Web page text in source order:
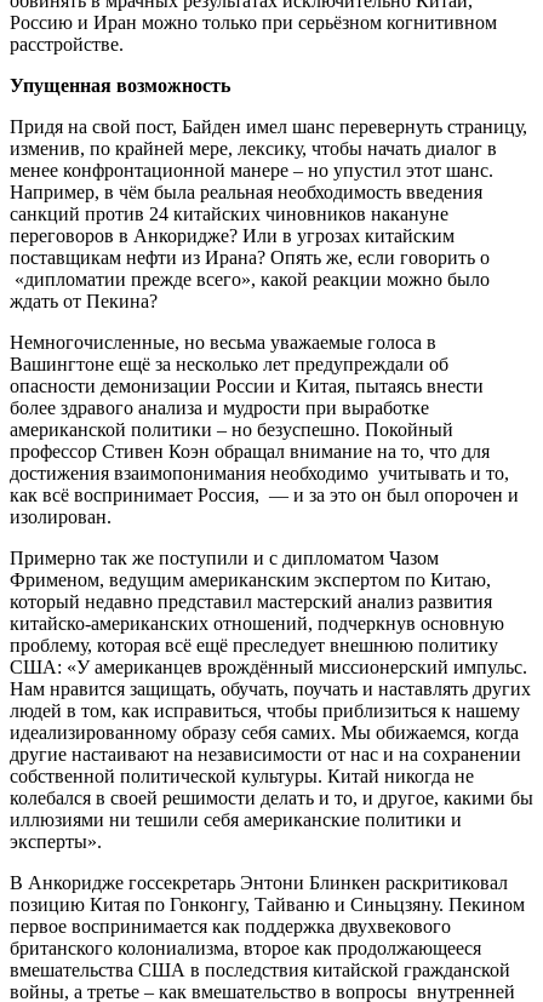
Россию и Иран можно только при серьёзном когнитивном
расстройстве.
Упущенная возможность
Придя на свой пост, Байден имел шанс перевернуть страницу,
изменив, по крайней мере, лексику, чтобы начать диалог в
менее конфронтационной манере – но упустил этот шанс.
Например, в чём была реальная необходимость введения
санкций против 24 китайских чиновников накануне
переговоров в Анкоридже? Или в угрозах китайским
поставщикам нефти из Ирана? Опять же, если говорить о
«дипломатии прежде всего», какой реакции можно было
ждать от Пекина?
Немногочисленные, но весьма уважаемые голоса в
Вашингтоне ещё за несколько лет предупреждали об
опасности демонизации России и Китая, пытаясь внести
более здравого анализа и мудрости при выработке
американской политики – но безуспешно. Покойный
профессор Стивен Коэн обращал внимание на то, что для
достижения взаимопонимания необходимо учитывать и то,
как всё воспринимает Россия, — и за это он был опорочен и
изолирован.
Примерно так же поступили и с дипломатом Чазом
Фрименом, ведущим американским экспертом по Китаю,
который недавно представил мастерский анализ развития
китайско-американских отношений, подчеркнув основную
проблему, которая всё ещё преследует внешнюю политику
США: «У американцев врождённый миссионерский импульс.
Нам нравится защищать, обучать, поучать и наставлять других
людей в том, как исправиться, чтобы приблизиться к нашему
идеализированному образу себя самих. Мы обижаемся, когда
другие настаивают на независимости от нас и на сохранении
собственной политической культуры. Китай никогда не
колебался в своей решимости делать и то, и другое, какими бы
иллюзиями ни тешили себя американские политики и
эксперты».
В Анкоридже госсекретарь Энтони Блинкен раскритиковал
позицию Китая по Гонконгу, Тайваню и Синьцзяну. Пекином
первое воспринимается как поддержка двухвекового
британского колониализма, второе как продолжающееся
вмешательства США в последствия китайской гражданской
войны, а третье – как вмешательство в вопросы внутренней